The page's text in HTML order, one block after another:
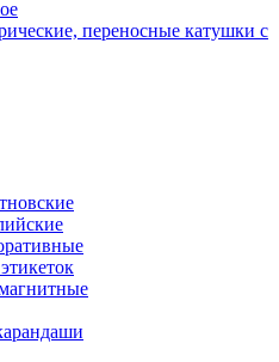
переносные катушки с